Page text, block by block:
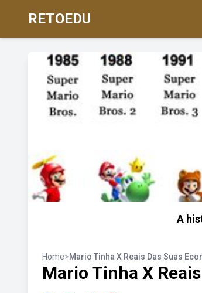
RETOEDU
A
Home>Mario Tinha X Reais Das Suas
Mario Tinha X